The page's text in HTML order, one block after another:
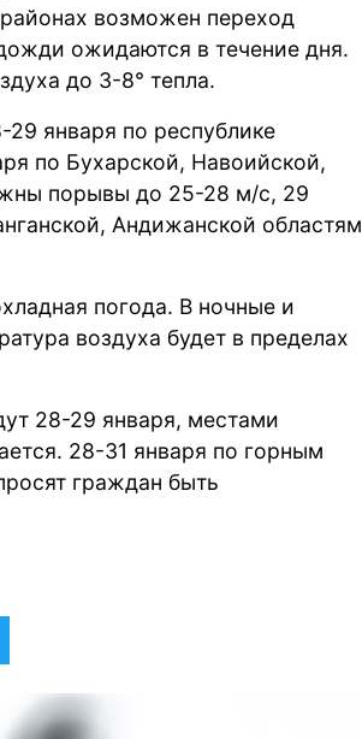
возможен переход
ожидаются в течение дня.
до 3-8° тепла.
января по республике
по Бухарской, Навоийской,
порывы до 25-28 м/с, 29
Андижанской областям
погода. В ночные и
воздуха будет в пределах
28-29 января, местами
28-31 января по горным
граждан быть